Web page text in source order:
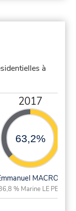
à
2017
63,2%
MACRON
% Marine LE PEN